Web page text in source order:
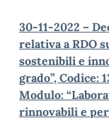
30-11-2022 –
relativa a RDO
sostenibili e
grado”, Codice:
Modulo:
rinnovabili e